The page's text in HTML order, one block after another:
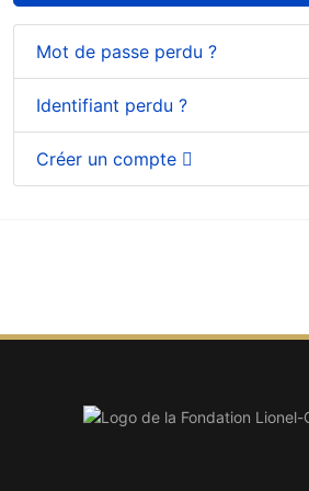
Mot de passe perdu ?
Identifiant perdu ?
Créer un compte